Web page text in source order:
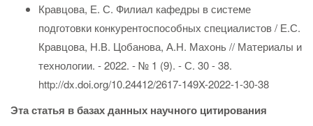
Кравцова, Е. С. Филиал кафедры в системе
подготовки конкурентоспособных специалистов / Е.С.
Кравцова, Н.В. Цобанова, А.Н. Махонь // Материалы и
технологии. - 2022. - № 1 (9). - С. 30 - 38.
http://dx.doi.org/10.24412/2617-149X-2022-1-30-38
Эта статья в базах данных научного цитирования